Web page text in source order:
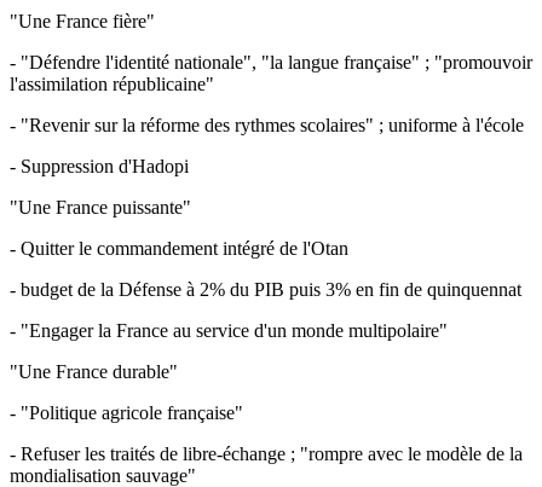
"Une France fière"
- "Défendre l'identité nationale", "la langue française" ; "promouvoir
l'assimilation républicaine"
- "Revenir sur la réforme des rythmes scolaires" ; uniforme à l'école
- Suppression d'Hadopi
"Une France puissante"
- Quitter le commandement intégré de l'Otan
- budget de la Défense à 2% du PIB puis 3% en fin de quinquennat
- "Engager la France au service d'un monde multipolaire"
"Une France durable"
- "Politique agricole française"
- Refuser les traités de libre-échange ; "rompre avec le modèle de la
mondialisation sauvage"